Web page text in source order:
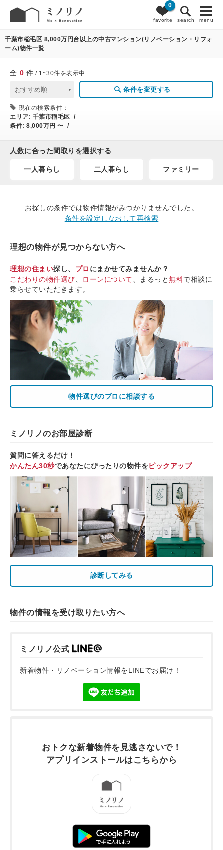
favorite
0
search menu
0 条件変更
千葉市稲毛区 8,000万円台以上の中古マンション(リノベーション・リフォ
ーム)物件一覧
全 0 件 / 1~30件を表示中
条件を変更する
現在の検索条件：
エリア: 千葉市稲毛区 /
条件: 8,000万円 〜 /
人数に合った間取りを選択する
一人暮らし 二人暮らし ファミリー
お探しの条件では物件情報がみつかりませんでした。
条件を設定しなおして再検索
理想の物件が見つからない方へ
理想の住まい探し、 プロ にまかせてみませんか？
こだわりの物件選び
ローンについて 、まるっと無料で相談に
乗らせていただきます。
物件選びのプロに相談する
ミノリノのお部屋診断
質問に答えるだけ！
かんたん30秒であなたにぴったりの物件をピックアップ
診断してみる
物件の情報を受け取りたい方へ
ミノリノ公式
新着物件・リノベーション情報をLINEでお届け！
おトクな新着物件を 見逃さないで！
アプリインストールはこちらから